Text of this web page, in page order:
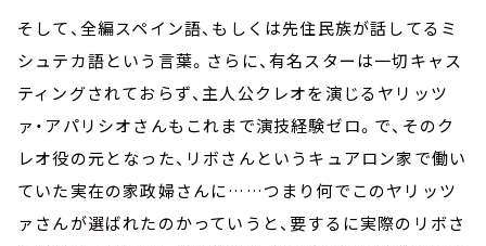
そして、全編スペイン語、もしくは先住民族が話してるミ
シュテカ語という言葉。さらに、有名スターは一切キャス
ティングされておらず、主人公クレオを演じるヤリッツ
ァ・アパリシオさんもこれまで演技経験ゼロ。で、そのク
レオ役の元となった、リボさんというキュアロン家で働い
ていた実在の家政婦さんに……つまり何でこのヤリッツ
ァさんが選ばれたのかっていうと、要するに実際のリボさ